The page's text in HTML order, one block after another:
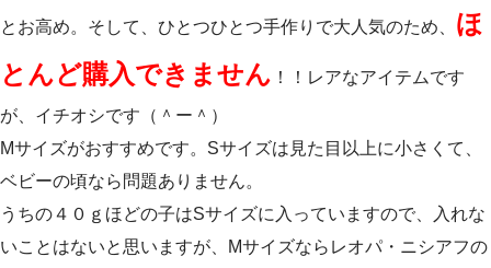
とお高め。そして、ひとつひとつ手作りで大人気のため、 ほ
とんど購入できません ！！レアなアイテムです
が、イチオシです（＾ー＾）
Mサイズがおすすめです。Sサイズは見た目以上に小さくて、
ベビーの頃なら問題ありません。
うちの４０ｇほどの子はSサイズに入っていますので、入れな
いことはないと思いますが、Mサイズならレオパ・ニシアフの